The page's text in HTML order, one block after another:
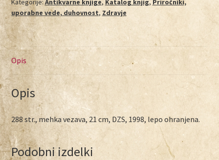
Kategorije:Antikvarne knjige, Katalog knjig,Priročniki,
uporabne vede, duhovnost, Zdravje
Opis
Opis
288 str., mehka vezava, 21 cm, DZS, 1998, lepo ohranjena.
Podobni izdelki